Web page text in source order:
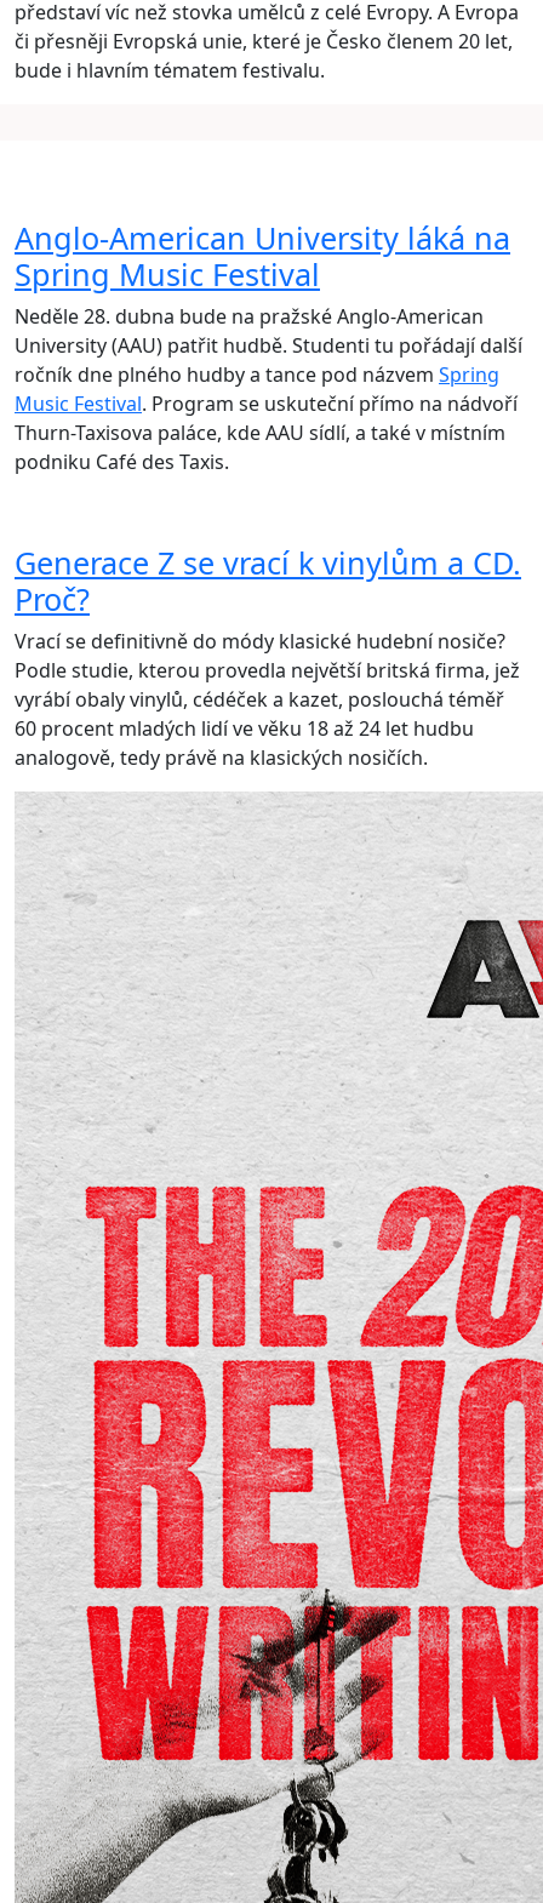
představí víc než stovka umělců z celé Evropy. A Evropa
či přesněji Evropská unie, které je Česko členem 20 let,
bude i hlavním tématem festivalu.
Anglo-American University láká na
Spring Music Festival
Neděle 28. dubna bude na pražské Anglo-American
University (AAU) patřit hudbě. Studenti tu pořádají další
ročník dne plného hudby a tance pod názvem Spring
Music Festival. Program se uskuteční přímo na nádvoří
Thurn-Taxisova paláce, kde AAU sídlí, a také v místním
podniku Café des Taxis.
Generace Z se vrací k vinylům a CD.
Proč?
Vrací se definitivně do módy klasické hudební nosiče?
Podle studie, kterou provedla největší britská firma, jež
vyrábí obaly vinylů, cédéček a kazet, poslouchá téměř
60 procent mladých lidí ve věku 18 až 24 let hudbu
analogově, tedy právě na klasických nosičích.